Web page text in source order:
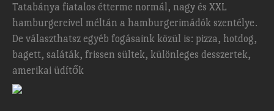
Tatabánya fiatalos étterme normál, nagy és XXL
hamburgereivel méltán a hamburgerimádók szentélye.
De választhatsz egyéb fogásaink közül is: pizza, hotdog,
bagett, saláták, frissen sültek, különleges desszertek,
amerikai üdítők